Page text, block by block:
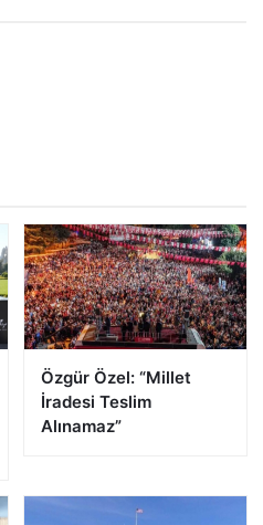
Özgür Özel: “Millet
İradesi Teslim
Alınamaz”